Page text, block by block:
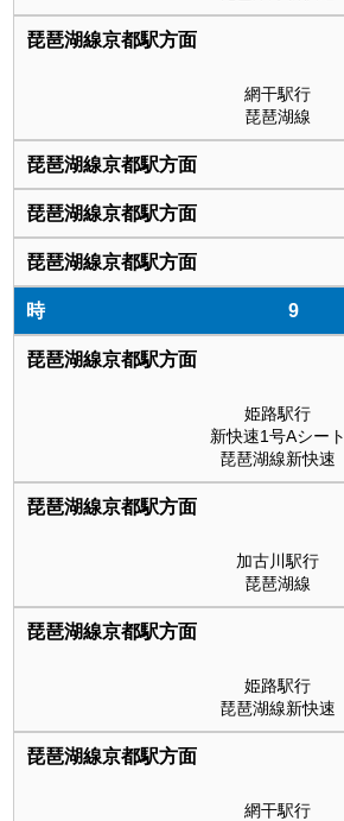
網干駅行
琵琶湖線
9
姫路駅行
新快速1号Aシート
琵琶湖線新快速
加古川駅行
琵琶湖線
姫路駅行
琵琶湖線新快速
網干駅行